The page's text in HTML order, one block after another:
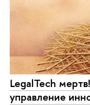
LegalTech
управление